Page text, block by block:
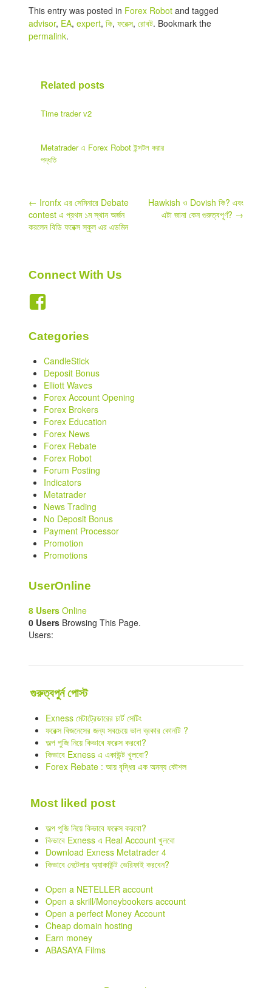
This entry was posted in Forex Robot and tagged
advisor, EA,expert,কি,ফরেক্স,রোবট. Bookmark the
permalink.
Related posts
Time trader v2
Metatrader এ Forex Robot ইন্সটল করার
পদ্ধতি
Post
navigation
← Ironfx এর সেমিনারে Debate
contest এ প্রথম ১ম স্থান অর্জন
করলেন বিডি ফরেক্স স্কুল এর এডমিন
Hawkish ও Dovish কি? এবং
এটা জানা কেন গুরুত্বপূর্ণ? →
Connect With Us
Categories
CandleStick
Deposit Bonus
Elliott Waves
Forex Account Opening
Forex Brokers
Forex Education
Forex News
Forex Rebate
Forex Robot
Forum Posting
Indicators
Metatrader
News Trading
No Deposit Bonus
Payment Processor
Promotion
Promotions
UserOnline
8 Users Online
0 Users Browsing This Page.
Users:
গুরুত্বপুর্ন পোস্ট
Exness মেটাট্রেডারের চার্ট সেটিং
ফরেক্স বিজনেসের জন্য সবচেয়ে ভাল ব্রকার কোনটি ?
অল্প পুজি নিয়ে কিভাবে ফরেক্স করবো?
কিভাবে Exness এ একাউন্ট খুলবো?
Forex Rebate : আয় বৃদ্ধির এক অনন্য কৌশল
Most liked post
অল্প পুজি নিয়ে কিভাবে ফরেক্স করবো?
কিভাবে Exness এ Real Account খুলবো
Download Exness Metatrader 4
কিভাবে নেটেলার অ্যাকাউন্ট ভেরিফাই করবেন?
Open a NETELLER account
Open a skrill/Moneybookers account
Open a perfect Money Account
Cheap domain hosting
Earn money
ABASAYA Films